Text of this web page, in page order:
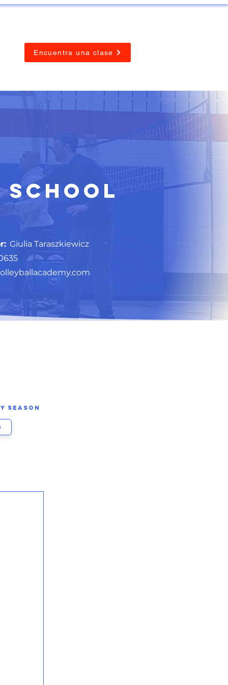
Encuentra una clase
School
Giulia Taraszkiewicz
Season